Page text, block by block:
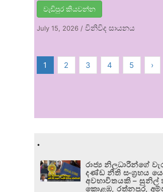
වැඩිපුර කියවන්න
July 15, 2026 /විනිවිද සායනය
1 2 3 4 5 ›
.
රාජ්‍ය නිලධාරීන්ගේ
දණ්ඩ නීති සංග්‍රහය
අවභාවිතයකි –
කොළඹ, රත්නපුර,